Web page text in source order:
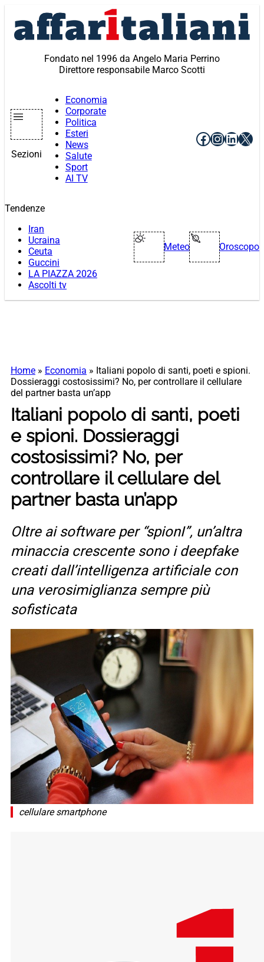
contenuto
Fondato nel 1996 da Angelo Maria Perrino
Direttore responsabile Marco Scotti
Sezioni
Economia
Corporate
Politica
Esteri
News
Salute
Sport
AI TV
Facebook
X
Tendenze
Iran
Ucraina
Ceuta
Guccini
LA PIAZZA 2026
Ascolti tv
Meteo Oroscopo
Home » Economia » Italiani popolo di santi, poeti e spioni.
Dossieraggi costosissimi? No, per controllare il cellulare
del partner basta un’app
Italiani popolo di santi, poeti
e spioni. Dossieraggi
costosissimi? No, per
controllare il cellulare del
partner basta un’app
Oltre ai software per “spionI”, un’altra
minaccia crescente sono i deepfake
creati dall’intelligenza artificiale con
una verosimiglianza sempre più
sofisticata
cellulare smartphone